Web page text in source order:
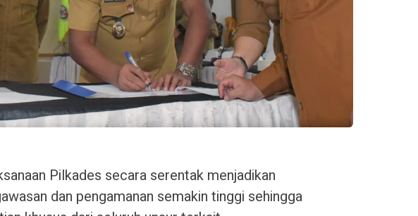
Pilkades secara serentak menjadikan
dan pengamanan semakin tinggi sehingga